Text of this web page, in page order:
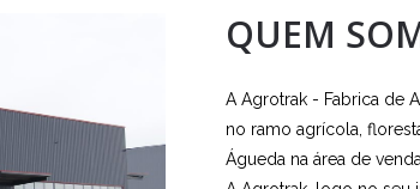
QUEM
A Agrotrak - Fabrica de
no ramo agrícola,
Águeda na área de